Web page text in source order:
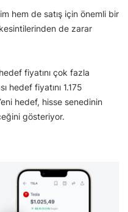
hem de satış için önemli bir
de zarar
fiyatını çok fazla
hedef fiyatını 1.175
hedef, hisse senedinin
gösteriyor.